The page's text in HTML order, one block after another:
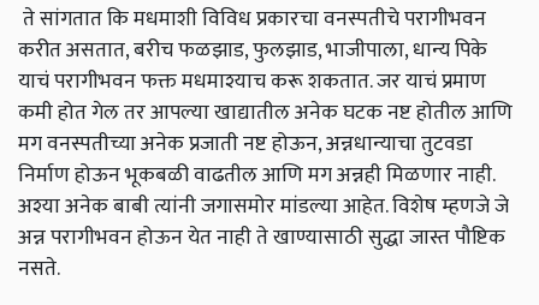
ते सांगतात कि मधमाशी विविध प्रकारचा वनस्पतीचे परागीभवन
करीत असतात, बरीच फळझाड, फुलझाड, भाजीपाला, धान्य पिके
याचं परागीभवन फक्त मधमाश्याच करू शकतात. जर याचं प्रमाण
कमी होत गेल तर आपल्या खाद्यातील अनेक घटक नष्ट होतील आणि
मग वनस्पतीच्या अनेक प्रजाती नष्ट होऊन, अन्नधान्याचा तुटवडा
निर्माण होऊन भूकबळी वाढतील आणि मग अन्नही मिळणार नाही.
अश्या अनेक बाबी त्यांनी जगासमोर मांडल्या आहेत. विशेष म्हणजे जे
अन्न परागीभवन होऊन येत नाही ते खाण्यासाठी सुद्धा जास्त पौष्टिक
नसते.